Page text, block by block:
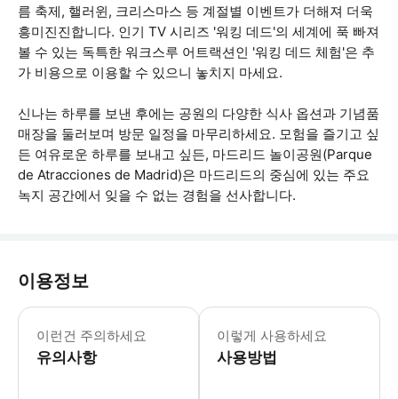
름 축제, 핼러윈, 크리스마스 등 계절별 이벤트가 더해져 더욱
흥미진진합니다. 인기 TV 시리즈 '워킹 데드'의 세계에 푹 빠져
볼 수 있는 독특한 워크스루 어트랙션인 '워킹 데드 체험'은 추
가 비용으로 이용할 수 있으니 놓치지 마세요.
신나는 하루를 보낸 후에는 공원의 다양한 식사 옵션과 기념품
매장을 둘러보며 방문 일정을 마무리하세요. 모험을 즐기고 싶
든 여유로운 하루를 보내고 싶든, 마드리드 놀이공원(Parque
de Atracciones de Madrid)은 마드리드의 중심에 있는 주요
녹지 공간에서 잊을 수 없는 경험을 선사합니다.
이용정보
이런건 주의하세요
유의사항
성인 티켓: 140cm 이상, 어린이 티켓:
이렇게 사용하세요
사용방법